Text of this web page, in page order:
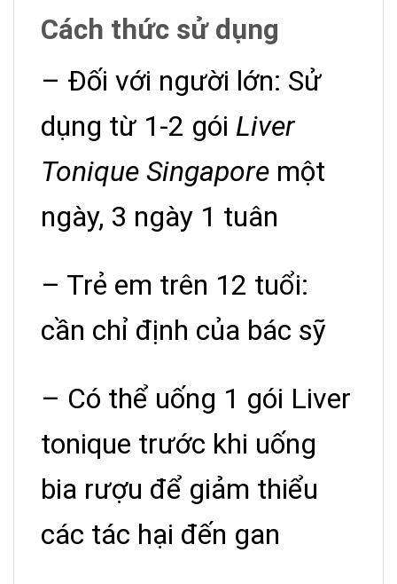
Cách thức sử dụng
– Đối với người lớn: Sử
dụng từ 1-2 gói Liver
Tonique Singapore một
ngày, 3 ngày 1 tuân
– Trẻ em trên 12 tuổi:
cần chỉ định của bác sỹ
– Có thể uống 1 gói Liver
tonique trước khi uống
bia rượu để giảm thiểu
các tác hại đến gan